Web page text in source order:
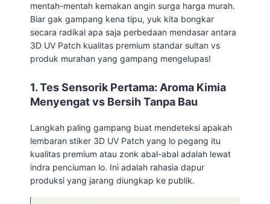
mentah-mentah kemakan angin surga harga murah.
Biar gak gampang kena tipu, yuk kita bongkar
secara radikal apa saja perbedaan mendasar antara
3D UV Patch kualitas premium standar sultan vs
produk murahan yang gampang mengelupas!
1. Tes Sensorik Pertama: Aroma Kimia
Menyengat vs Bersih Tanpa Bau
Langkah paling gampang buat mendeteksi apakah
lembaran stiker 3D UV Patch yang lo pegang itu
kualitas premium atau zonk abal-abal adalah lewat
indra penciuman lo. Ini adalah rahasia dapur
produksi yang jarang diungkap ke publik.